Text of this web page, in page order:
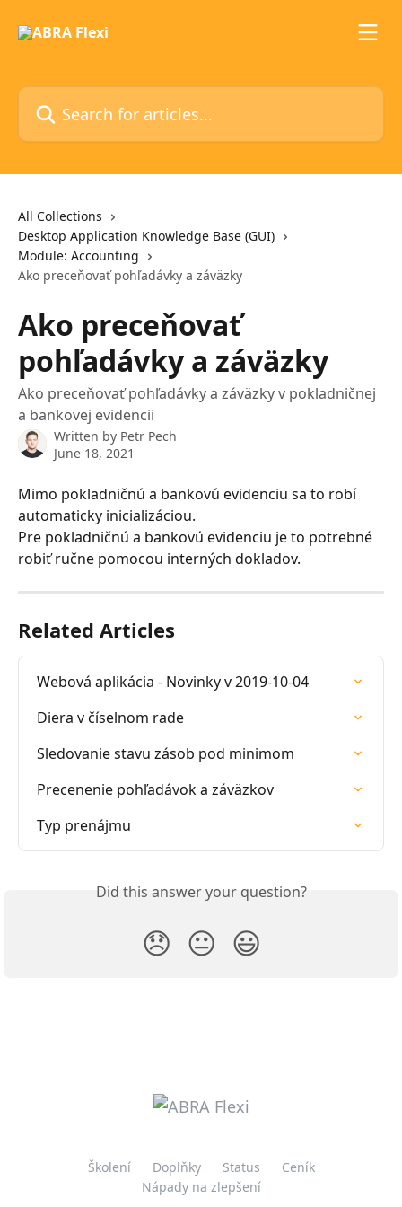
Search for articles...
All Collections
Desktop Application Knowledge Base (GUI)
Module: Accounting
Ako preceňovať pohľadávky a záväzky
Ako preceňovať
pohľadávky a záväzky
Ako preceňovať pohľadávky a záväzky v pokladničnej
a bankovej evidencii
Written by Petr Pech
June 18, 2021
Mimo pokladničnú a bankovú evidenciu sa to robí
automaticky inicializáciou.
Pre pokladničnú a bankovú evidenciu je to potrebné
robiť ručne pomocou interných dokladov.
Related Articles
Webová aplikácia - Novinky v 2019-10-04
Diera v číselnom rade
Sledovanie stavu zásob pod minimom
Precenenie pohľadávok a záväzkov
Typ prenájmu
Did this answer your question?
😞 😐 😃
Školení Doplňky Status
Ceník
Nápady na zlepšení